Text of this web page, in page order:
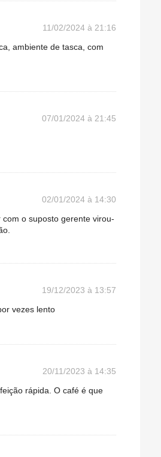
11/02/2024 à 21:16
ambiente de tasca, com
07/01/2024 à 21:45
02/01/2024 à 14:30
o suposto gerente virou-
19/12/2023 à 13:57
vezes lento
20/11/2023 à 14:35
rápida. O café é que